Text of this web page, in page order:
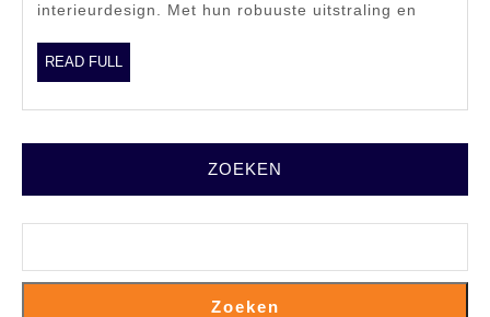
interieurdesign. Met hun robuuste uitstraling en
READ FULL
FULL
ZOEKEN
Zoeken